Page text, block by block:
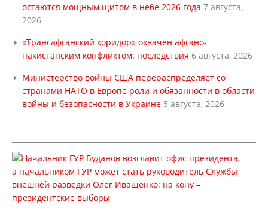
остаются мощным щитом в небе 2026 года 7 августа,
2026
«Трансафганский коридор» охвачен афгано-
пакистанским конфликтом: последствия 6 августа, 2026
Министерство войны США перераспределяет со
странами НАТО в Европе роли и обязанности в области
войны и безопасности в Украине 5 августа, 2026